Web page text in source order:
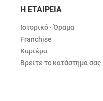
Η ΕΤΑΙΡΕΙΑ
Ιστορικό - Όραμα
Franchise
Καριέρα
Βρείτε το κατάστημά σας